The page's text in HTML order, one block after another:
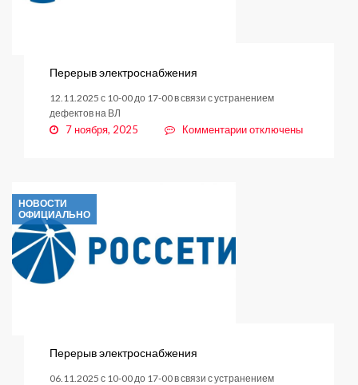
Перерыв электроснабжения
12.11.2025 с 10-00 до 17-00 в связи с устранением
дефектов на ВЛ
7 ноября, 2025 Комментариикотключены
НОВОСТИ
ОФИЦИАЛЬНО
Перерыв электроснабжения
06.11.2025 с 10-00 до 17-00 в связи с устранением